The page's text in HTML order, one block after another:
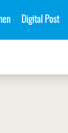
Digital Post